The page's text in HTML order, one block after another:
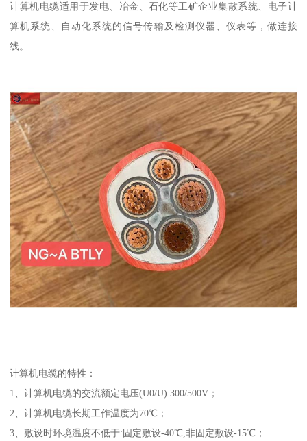
计算机电缆适用于发电、冶金、石化等工矿企业集散系统、电子计
算机系统、自动化系统的信号传输及检测仪器、仪表等，做连接
线。
计算机电缆的特性：
1、计算机电缆的交流额定电压(U0/U):300/500V；
2、计算机电缆长期工作温度为70℃；
3、敷设时环境温度不低于:固定敷设-40℃,非固定敷设-15℃；